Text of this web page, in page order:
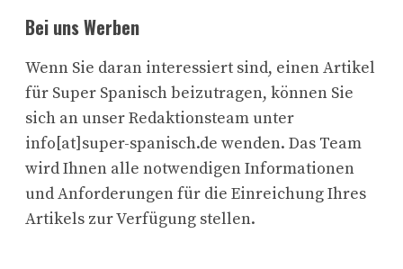
Bei uns Werben
Wenn Sie daran interessiert sind, einen Artikel
für Super Spanisch beizutragen, können Sie
sich an unser Redaktionsteam unter
info[at]super-spanisch.de wenden. Das Team
wird Ihnen alle notwendigen Informationen
und Anforderungen für die Einreichung Ihres
Artikels zur Verfügung stellen.